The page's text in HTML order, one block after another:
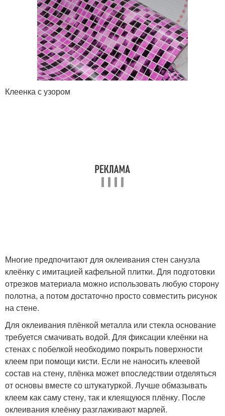
Клеенка с узором
Многие предпочитают для оклеивания стен санузла
клеёнку с имитацией кафельной плитки. Для подготовки
отрезков материала можно использовать любую сторону
полотна, а потом достаточно просто совместить рисунок
на стене.
Для оклеивания плёнкой металла или стекла основание
требуется смачивать водой. Для фиксации клеёнки на
стенах с побелкой необходимо покрыть поверхности
клеем при помощи кисти. Если не наносить клеевой
состав на стену, плёнка может впоследствии отделяться
от основы вместе со штукатуркой. Лучше обмазывать
клеем как саму стену, так и клеящуюся плёнку. После
оклеивания клеёнку разглаживают марлей.